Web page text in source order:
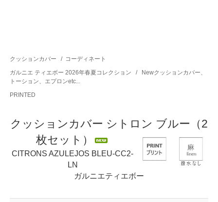
クッションカバー / コーディネート
ガルニエ ティエボー 2026年春夏コレクション
/
Newクッションカバー、
トーション、エプロンetc...
PRINTED
クッションカバー シトロン ブルー（2
枚セット）
CITRONS AZULEJOS BLEU-CC2-
LN
ガルニエティエボー